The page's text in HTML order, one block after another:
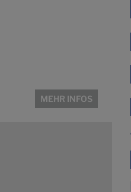
MEHR INFOS